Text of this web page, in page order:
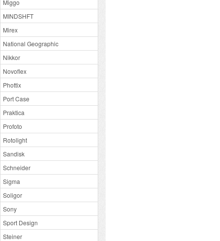
Miggo
MINDSHFT
Mirex
National Geographic
Nikkor
Novoflex
Phottix
Port Case
Praktica
Profoto
Rotolight
Sandisk
Schneider
Sigma
Soligor
Sony
Sport Design
Steiner